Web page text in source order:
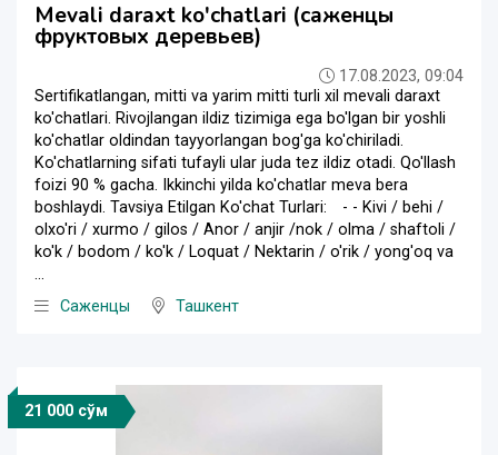
Mevali daraxt ko'chatlari (саженцы
фруктовых деревьев)
17.08.2023, 09:04
Sertifikatlangan, mitti va yarim mitti turli xil mevali daraxt
ko'chatlari. Rivojlangan ildiz tizimiga ega bo'lgan bir yoshli
ko'chatlar oldindan tayyorlangan bog'ga ko'chiriladi.
Ko'chatlarning sifati tufayli ular juda tez ildiz otadi. Qo'llash
foizi 90 % gacha. Ikkinchi yilda ko'chatlar meva bera
boshlaydi. Tavsiya Etilgan Ko'chat Turlari:⠀ - - Kivi / behi /
olxo'ri / xurmo / gilos / Anor / anjir /nok / olma / shaftoli /
ko'k / bodom / ko'k / Loquat / Nektarin / o'rik / yong'oq va
...
Саженцы
Ташкент
21 000 сўм